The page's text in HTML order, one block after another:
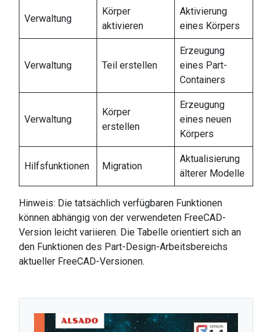
Verwaltung
Körper
aktivieren
Aktivierung
eines Körpers
Verwaltung Teil erstellen
Erzeugung
eines Part-
Containers
Verwaltung
Körper
erstellen
Erzeugung
eines neuen
Körpers
Hilfsfunktionen Migration
Aktualisierung
älterer Modelle
Hinweis: Die tatsächlich verfügbaren Funktionen
können abhängig von der verwendeten FreeCAD-
Version leicht variieren. Die Tabelle orientiert sich an
den Funktionen des Part-Design-Arbeitsbereichs
aktueller FreeCAD-Versionen.